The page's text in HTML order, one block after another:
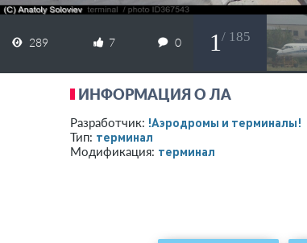
289 7 0 1 / 185
ИНФОРМАЦИЯ О ЛА
Разработчик: !Аэродромы и терминалы!
Тип: терминал
Модификация: терминал